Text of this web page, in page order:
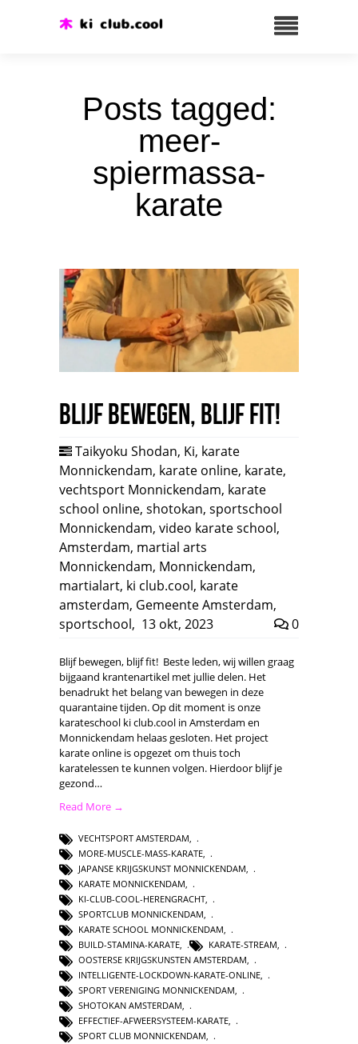
Posts tagged:
meer-
spiermassa-
karate
Blijf bewegen, blijf fit!
Taikyoku Shodan, Ki, karate
Monnickendam, karate online, karate,
vechtsport Monnickendam, karate
school online, shotokan, sportschool
Monnickendam, video karate school,
Amsterdam, martial arts
Monnickendam, Monnickendam,
martialart, ki club.cool, karate
amsterdam, Gemeente Amsterdam,
sportschool, 13 okt, 2023 0
Blijf bewegen, blijf fit! Beste leden, wij willen graag
bijgaand krantenartikel met jullie delen. Het
benadrukt het belang van bewegen in deze
quarantaine tijden. Op dit moment is onze
karateschool ki club.cool in Amsterdam en
Monnickendam helaas gesloten. Het project
karate online is opgezet om thuis toch
karatelessen te kunnen volgen. Hierdoor blijf je
gezond…
Read More →
VECHTSPORT AMSTERDAM
MORE-MUSCLE-MASS-KARATE
JAPANSE KRIJGSKUNST MONNICKENDAM
KARATE MONNICKENDAM
KI-CLUB-COOL-HERENGRACHT
SPORTCLUB MONNICKENDAM
KARATE SCHOOL MONNICKENDAM
BUILD-STAMINA-KARATE, KARATE-STREAM,
OOSTERSE KRIJGSKUNSTEN AMSTERDAM,
INTELLIGENTE-LOCKDOWN-KARATE-ONLINE,
SPORT VERENIGING MONNICKENDAM,
SHOTOKAN AMSTERDAM,
EFFECTIEF-AFWEERSYSTEEM-KARATE,
SPORT CLUB MONNICKENDAM,